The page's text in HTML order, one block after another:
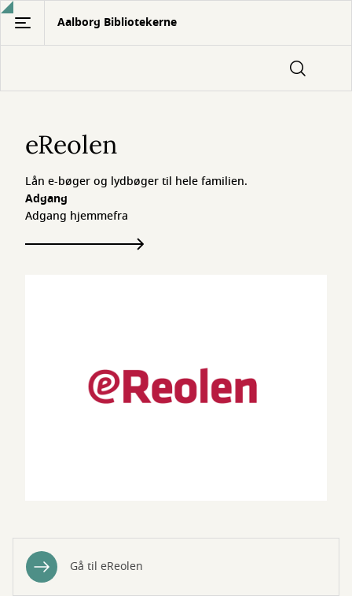
Gå
hovedindhold
Aalborg Bibliotekerne
eReolen
Lån e-bøger og lydbøger til hele familien.
Adgang
Adgang hjemmefra
Gå til eReolen